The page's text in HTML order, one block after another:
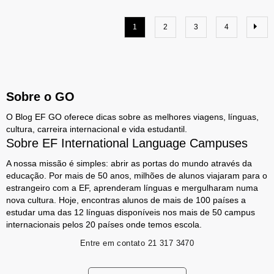
1 2 3 4
Sobre o GO
O Blog EF GO oferece dicas sobre as melhores viagens, línguas,
cultura, carreira internacional e vida estudantil.
Sobre EF International Language Campuses
A nossa missão é simples: abrir as portas do mundo através da
educação. Por mais de 50 anos, milhões de alunos viajaram para o
estrangeiro com a EF, aprenderam línguas e mergulharam numa
nova cultura. Hoje, encontras alunos de mais de 100 países a
estudar uma das 12 línguas disponíveis nos mais de 50 campus
internacionais pelos 20 países onde temos escola.
Entre em contato 21 317 3470